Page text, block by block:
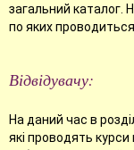
загальний каталог.
по яких
Відвідувачу:
На даний час в
які проводять